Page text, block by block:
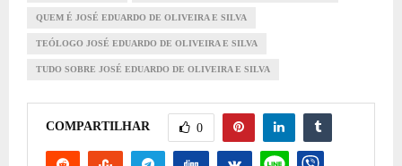
QUEM É JOSÉ EDUARDO DE OLIVEIRA E SILVA
TEÓLOGO JOSÉ EDUARDO DE OLIVEIRA E SILVA
TUDO SOBRE JOSÉ EDUARDO DE OLIVEIRA E SILVA
COMPARTILHAR 0